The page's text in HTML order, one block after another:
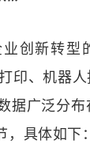
创新转型
印、机器
据广泛分布
具体如下：